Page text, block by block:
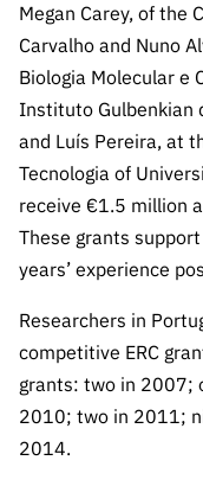
Megan Carey, of the
Carvalho and Nuno
Biologia Molecular e
Instituto Gulbenkian
and Luís Pereira, at
Tecnologia of
receive €1.5 million
These grants
years’ experience
Researchers in
competitive ERC
grants: two in 2007;
2010; two in 2011;
2014.